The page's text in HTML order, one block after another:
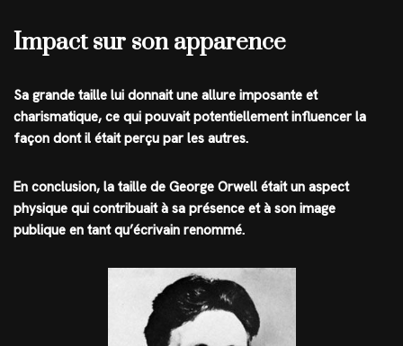
Impact sur son apparence
Sa grande taille lui donnait une allure imposante et
charismatique, ce qui pouvait potentiellement influencer la
façon dont il était perçu par les autres.
En conclusion, la taille de George Orwell était un aspect
physique qui contribuait à sa présence et à son image
publique en tant qu’écrivain renommé.